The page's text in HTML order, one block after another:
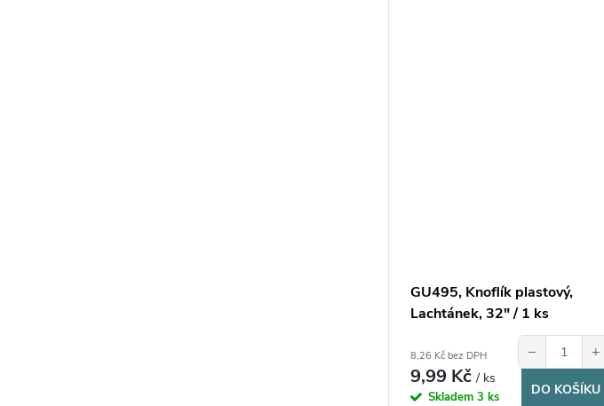
GU495, Knoflík plastový,
Lachtánek, 32" / 1 ks
8,26 Kč bez DPH
9,99 Kč/ ks
Skladem 3 ks
− +
DO KOŠÍKU